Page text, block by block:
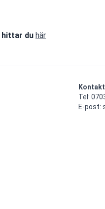
hittar du här
Kontakt
Tel:
E-post: